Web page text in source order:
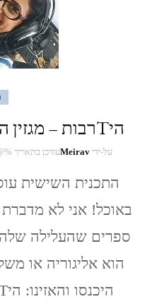
היTרבות – מגזין הרדיו: תכנית מספר 7
על-ידיMeiravעודכן בתאריך
התכנית השישית
באוכל! אני לא
ספרים שהעלילה
הוא אליגוריה או
היכנסו והאזינו: היTרבות – האזנה ערבה!